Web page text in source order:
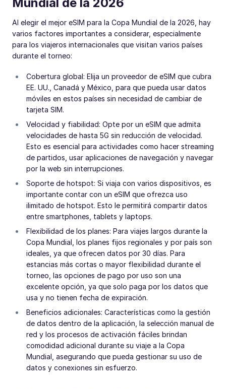
Al elegir el mejor eSIM para la Copa Mundial de la 2026, hay
varios factores importantes a considerar, especialmente
para los viajeros internacionales que visitan varios países
durante el torneo:
Cobertura global: Elija un proveedor de eSIM que cubra
EE. UU., Canadá y México, para que pueda usar datos
móviles en estos países sin necesidad de cambiar de
tarjeta SIM.
Velocidad y fiabilidad: Opte por un eSIM que admita
velocidades de hasta 5G sin reducción de velocidad.
Esto es esencial para actividades como hacer streaming
de partidos, usar aplicaciones de navegación y navegar
por la web sin interrupciones.
Soporte de hotspot: Si viaja con varios dispositivos, es
importante contar con un eSIM que ofrezca uso
ilimitado de hotspot. Esto le permitirá compartir datos
entre smartphones, tablets y laptops.
Flexibilidad de los planes: Para viajes largos durante la
Copa Mundial, los planes fijos regionales y por país son
ideales, ya que ofrecen datos por 30 días. Para
estancias más cortas o mayor flexibilidad durante el
torneo, las opciones de pago por uso son una
excelente opción, ya que solo paga por los datos que
usa y no tienen fecha de expiración.
Beneficios adicionales: Características como la gestión
de datos dentro de la aplicación, la selección manual de
red y los procesos de activación fáciles brindan
comodidad adicional durante su viaje a la Copa
Mundial, asegurando que pueda gestionar su uso de
datos y conexiones sin esfuerzo.